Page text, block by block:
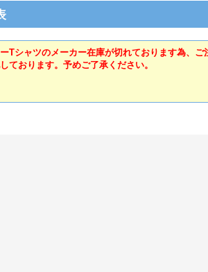
Tシャツのメーカー在庫が切れております為、ご
ております。予めご了承ください。